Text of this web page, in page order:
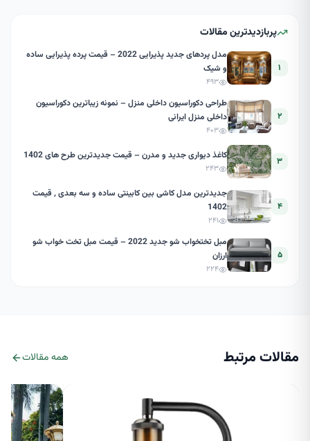
پربازدیدترین مقالات
۱
مدل پردهای جدید پذیرایی 2022 – قیمت پرده پذیرایی ساده
و شیک
۴۹۳
۲
طراحی دکوراسیون داخلی منزل – نمونه زیباترین دکوراسیون
داخلی منزل ایرانی
۴۰۳
۳ کاغذ دیواری جدید و مدرن – قیمت جدیدترین طرح های 1402
۲۴۳
۴
جدیدترین مدل کاشی بین کابینتی ساده و سه بعدی , قیمت
1402
۲۴۱
۵
مبل تختخواب شو جدید 2022 – قیمت مبل تخت خواب شو
ارزان
۲۲۴
مقالات مرتبط همه مقالات